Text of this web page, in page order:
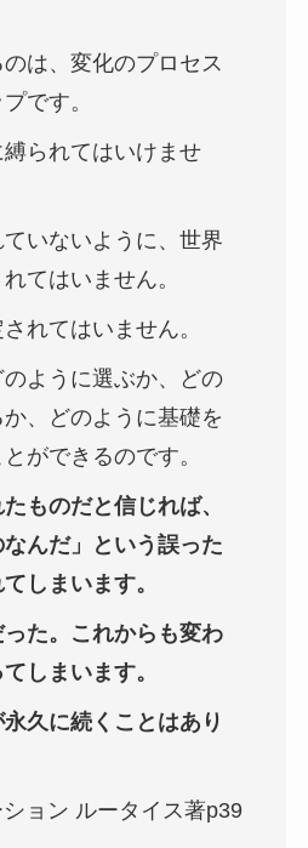
は、変化のプロセス
です。
られてはいけませ
いないように、世界
てはいません。
れてはいません。
ように選ぶか、どの
、どのように基礎を
ができるのです。
ものだと信じれば、
なんだ」という誤った
しまいます。
った。これからも変わ
しまいます。
久に続くことはあり
ョン ルータイス著p39